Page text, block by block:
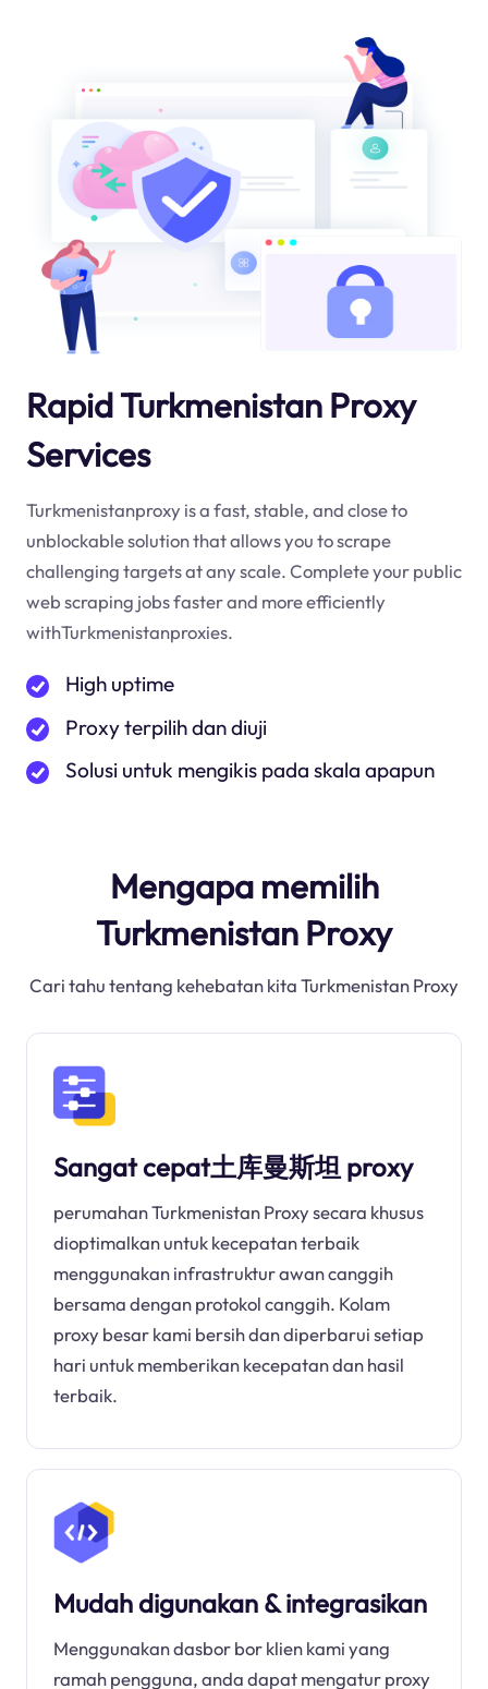
Rapid Turkmenistan Proxy
Services
Turkmenistanproxy is a fast, stable, and close to
unblockable solution that allows you to scrape
challenging targets at any scale. Complete your public
web scraping jobs faster and more efficiently
withTurkmenistanproxies.
High uptime
Proxy terpilih dan diuji
Solusi untuk mengikis pada skala apapun
Mengapa memilih
Turkmenistan Proxy
Cari tahu tentang kehebatan kita Turkmenistan Proxy
Sangat cepat土库曼斯坦 proxy
perumahan Turkmenistan Proxy secara khusus
dioptimalkan untuk kecepatan terbaik
menggunakan infrastruktur awan canggih
bersama dengan protokol canggih. Kolam
proxy besar kami bersih dan diperbarui setiap
hari untuk memberikan kecepatan dan hasil
terbaik.
Mudah digunakan & integrasikan
Menggunakan dasbor bor klien kami yang
ramah pengguna, anda dapat mengatur proxy